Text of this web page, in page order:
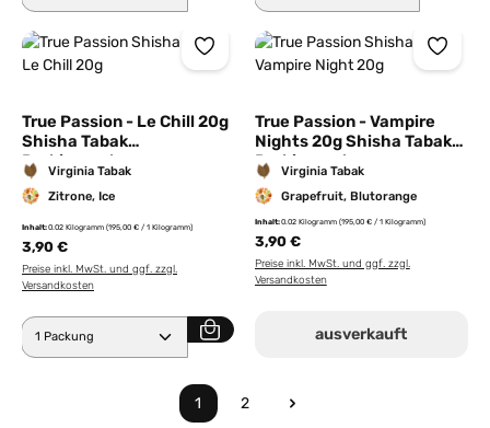
True Passion - Le Chill 20g
Shisha Tabak
Probierpackung
Virginia Tabak
Zitrone, Ice
Inhalt:0.02 Kilogramm (195,00 € / 1 Kilogramm)
3,90 €
Preise inkl. MwSt. und ggf. zzgl.
Versandkosten
Produkt Anzahl: Gib den gewünschten Wert ein
True Passion - Vampire
Nights 20g Shisha Tabak
Probierpackung
Virginia Tabak
Grapefruit, Blutorange
Inhalt:0.02 Kilogramm (195,00 € / 1 Kilogramm)
3,90 €
Preise inkl. MwSt. und ggf. zzgl.
Versandkosten
ausverkauft
Seite
1
Seite
2